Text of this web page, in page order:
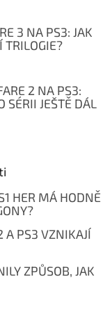
3 NA PS3: JAK
TRILOGIE?
2 NA PS3:
SÉRII JEŠTĚ DÁL
HER MÁ HODNĚ
A PS3 VZNIKAJÍ
ZPŮSOB, JAK